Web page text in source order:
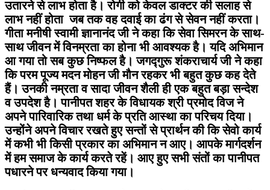
उतारने से लाभ होता है। रोगी को केवल डाक्टर की सलाह से
लाभ नहीं होता जब तक वह दवाई का ढंग से सेवन नहीं करता।
गीता मनीषी स्वामी ज्ञानानंद जी ने कहा कि सेवा सिमरन के साथ-
साथ जीवन में विनम्रता का होना भी आवश्यक है। यदि अभिमान
आ गया तो सब कुछ निष्फल है। जगद्गुरू शंकराचार्य जी ने कहा
कि परम पूज्य मदन मोहन जी मौन रहकर भी बहुत कुछ कह देते
हैं। उनकी नम्रता व सादा जीवन शैली ही एक बहुत बड़ा सन्देश
व उपदेश है। पानीपत शहर के विधायक श्री प्रमोद विज ने
अपने पारिवारिक तथा धर्म के प्रति आस्था का परिचय दिया।
उन्होंने अपने विचार रखते हुए सन्तों से प्रार्थन की कि सेवो कार्य
में कभी भी किसी प्रकार का अभिमान न आए। आपके मार्गदर्शन
में हम समाज के कार्य करते रहें। आए हुए सभी संतों का पानीपत
पधारने पर धन्यवाद किया गया।